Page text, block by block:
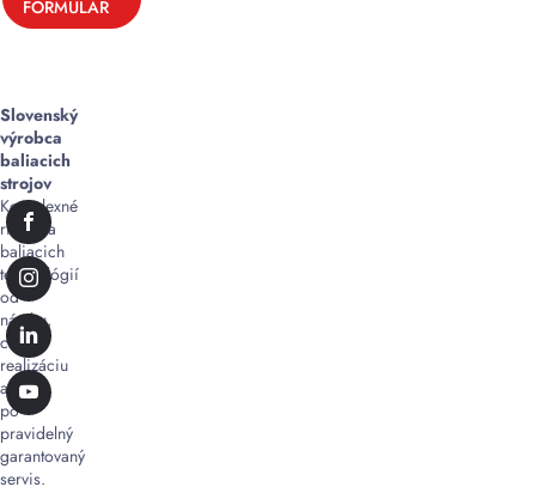
FORMULÁR
Slovenský
výrobca
baliacich
strojov
Komplexné
riešenia
baliacich
technológií
od
návrhu,
cez
realizáciu
až
po
pravidelný
garantovaný
servis.